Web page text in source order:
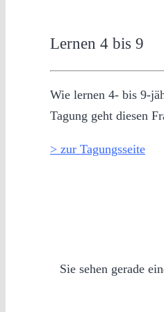
Lernen 4 bis 9
Wie lernen 4- bis 9-
Tagung geht diesen
> zur Tagungsseite
Sie sehen gerade